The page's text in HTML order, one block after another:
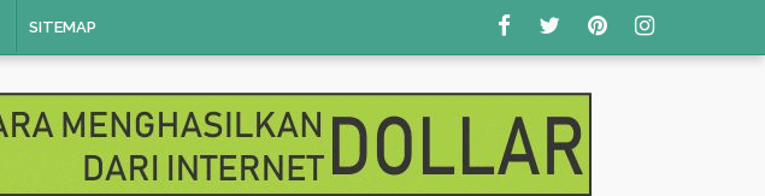
SITEMAP